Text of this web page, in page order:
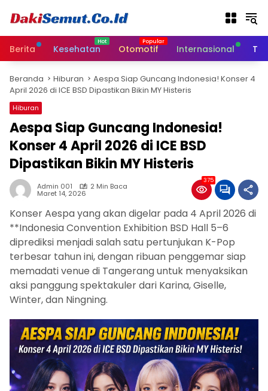
Berita Kesehatan Otomotif Internasional
Beranda Hiburan
Aespa Siap Guncang Indonesia! Konser 4
April 2026 di ICE BSD Dipastikan Bikin MY Histeris
Hiburan
Aespa Siap Guncang Indonesia!
Konser 4 April 2026 di ICE BSD
Dipastikan Bikin MY Histeris
Admin 001 2 Min Baca
Maret 14, 2026
375
Konser Aespa yang akan digelar pada 4 April 2026 di
**Indonesia Convention Exhibition BSD Hall 5–6
diprediksi menjadi salah satu pertunjukan K-Pop
terbesar tahun ini, dengan ribuan penggemar siap
memadati venue di Tangerang untuk menyaksikan
aksi panggung spektakuler dari Karina, Giselle,
Winter, dan Ningning.